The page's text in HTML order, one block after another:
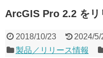
ArcGIS Pro 2.2 をリ
2018/10/23
2024/5/
製品／リリース情報